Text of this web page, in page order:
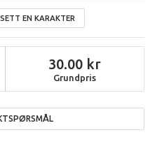
SETT EN KARAKTER
Grundpris
30.00